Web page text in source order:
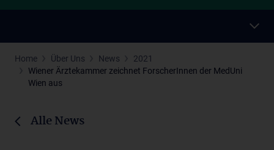
Home Über Uns News
2021
Wiener Ärztekammer zeichnet ForscherInnen der MedUni
Wien aus
Alle News